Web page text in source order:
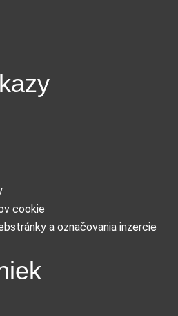
cookie
a označovania inzercie